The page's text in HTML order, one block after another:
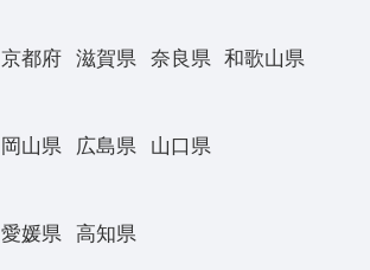
京都府 滋賀県 奈良県 和歌山県
岡山県 広島県 山口県
愛媛県 高知県